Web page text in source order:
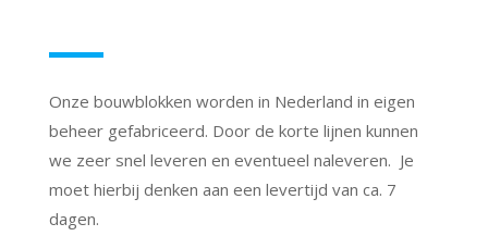
Onze bouwblokken worden in Nederland in eigen
beheer gefabriceerd. Door de korte lijnen kunnen
we zeer snel leveren en eventueel naleveren. Je
moet hierbij denken aan een levertijd van ca. 7
dagen.